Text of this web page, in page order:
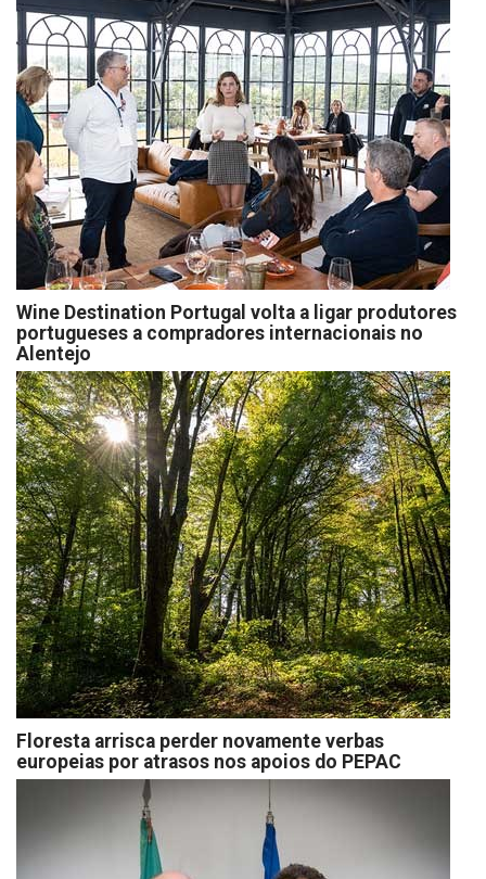
Wine Destination Portugal volta a ligar produtores
portugueses a compradores internacionais no
Alentejo
Floresta arrisca perder novamente verbas
europeias por atrasos nos apoios do PEPAC